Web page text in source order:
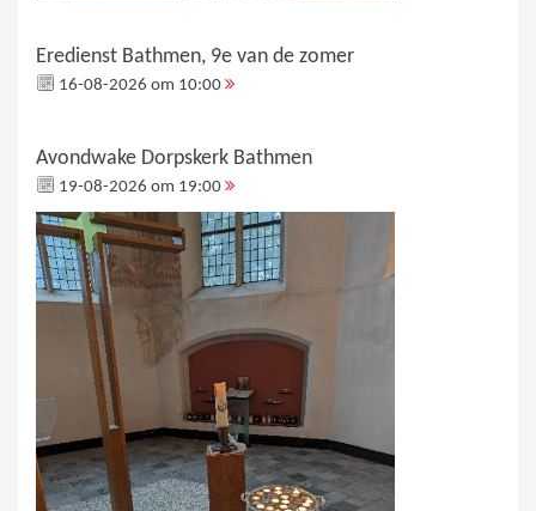
Eredienst Bathmen, 9e van de zomer
16-08-2026 om 10:00
Avondwake Dorpskerk Bathmen
19-08-2026 om 19:00